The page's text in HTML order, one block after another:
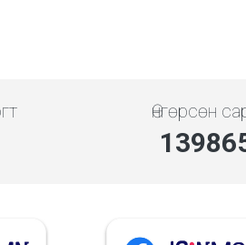
Өнгөрсөн